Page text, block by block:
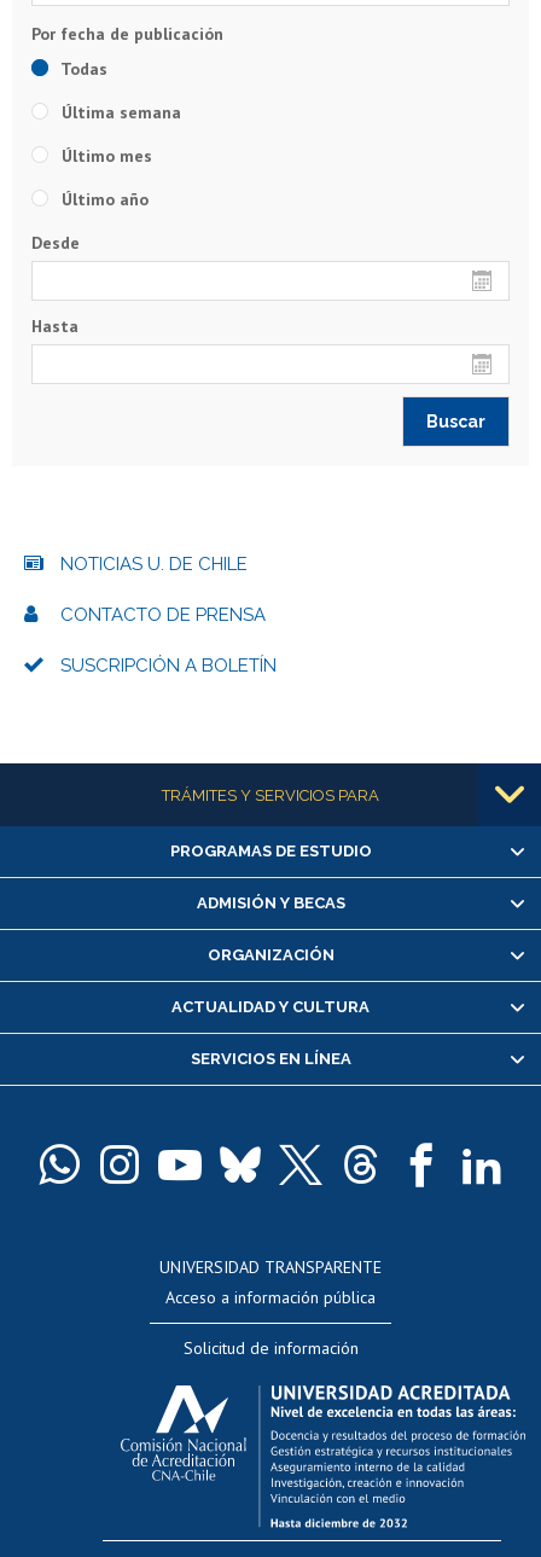
Todas
Última semana
Último mes
Último año
Desde
Hasta
NOTICIAS U. DE CHILE
CONTACTO DE PRENSA
SUSCRIPCIÓN A BOLETÍN
Más informaciónTRÁMITES Y SERVICIOS PARA
Alumnas/os y exalumnas/os
Matrícula en línea
Inscripción y cambio de asignaturas
Consulta y certificado de notas
Servicio médico y dental
Pago de arancel y crédito alumnos
Docentes
Evaluación docente
Calificación académica
Postulación al AUCAI
Funcionarias/os
Cursos internos de capacitación
Bienestar del personal
PROGRAMAS DE ESTUDIO
ADMISIÓN Y BECAS
ORGANIZACIÓN
ACTUALIDAD Y CULTURA
SERVICIOS EN LÍNEA
UNIVERSIDAD TRANSPARENTE
Acceso a información pública
Solicitud de información